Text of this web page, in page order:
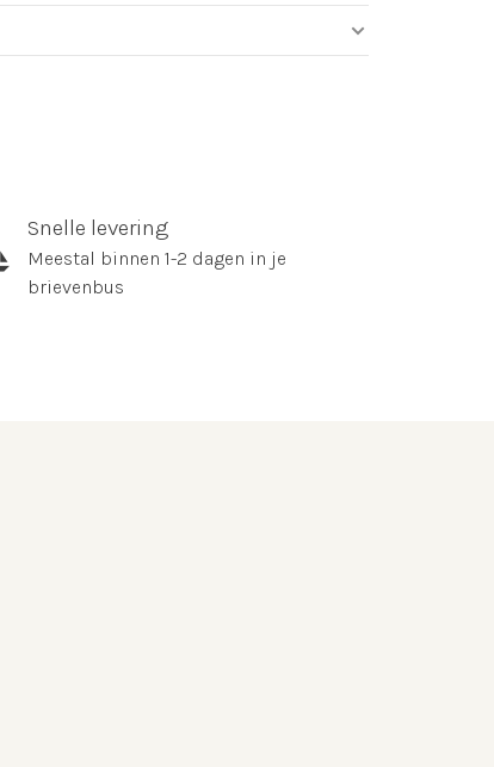
Snelle levering
Meestal binnen 1-2 dagen in je
brievenbus